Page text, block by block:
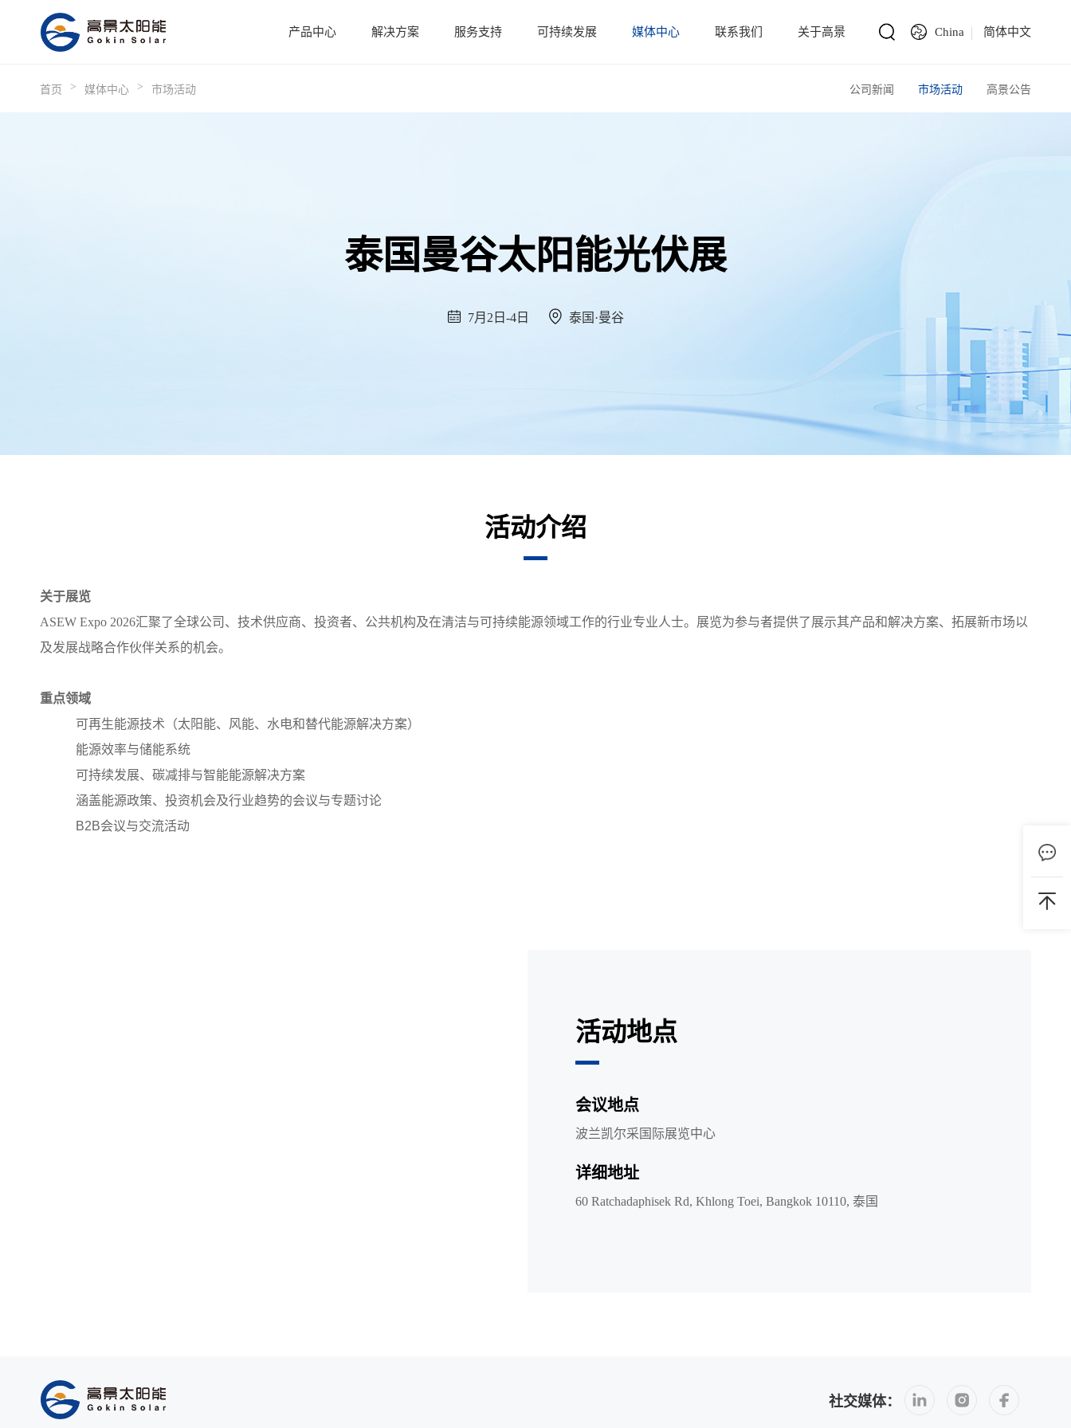
产品中心 解决方案 服务支持 可持续发展 媒体中心 联系我们 关于高景 China 简体中文
首页 > 媒体中心 > 市场活动 公司新闻 市场活动 高景公告
泰国曼谷太阳能光伏展
7月2日-4日 泰国·曼谷
活动介绍
关于展览
ASEW Expo 2026汇聚了全球公司、技术供应商、投资者、公共机构及在清洁与可持续能源领域工作的行业专业人士。展览为参与者提供了展示其产品和解决方案、拓展新市场以
及发展战略合作伙伴关系的机会。
重点领域
可再生能源技术（太阳能、风能、水电和替代能源解决方案）
能源效率与储能系统
可持续发展、碳减排与智能能源解决方案
涵盖能源政策、投资机会及行业趋势的会议与专题讨论
B2B会议与交流活动
活动地点
会议地点
波兰凯尔采国际展览中心
详细地址
60 Ratchadaphisek Rd, Khlong Toei, Bangkok 10110, 泰国
社交媒体：